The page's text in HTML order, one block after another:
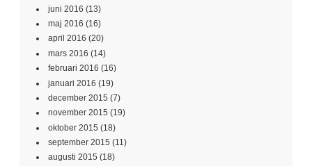
juni 2016 (13)
maj 2016 (16)
april 2016 (20)
mars 2016 (14)
februari 2016 (16)
januari 2016 (19)
december 2015 (7)
november 2015 (19)
oktober 2015 (18)
september 2015 (11)
augusti 2015 (18)